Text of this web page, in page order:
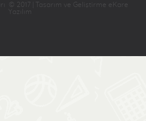
© 2017 | Tasarım ve Geliştirme eKare
Yazılım